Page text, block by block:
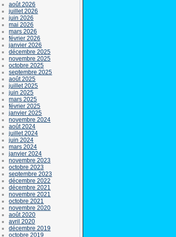
août 2026
juillet 2026
juin 2026
mai 2026
mars 2026
février 2026
janvier 2026
décembre 2025
novembre 2025
octobre 2025
septembre 2025
août 2025
juillet 2025
juin 2025
mars 2025
février 2025
janvier 2025
novembre 2024
août 2024
juillet 2024
juin 2024
mars 2024
janvier 2024
novembre 2023
octobre 2023
septembre 2023
décembre 2022
décembre 2021
novembre 2021
octobre 2021
novembre 2020
août 2020
avril 2020
décembre 2019
octobre 2019